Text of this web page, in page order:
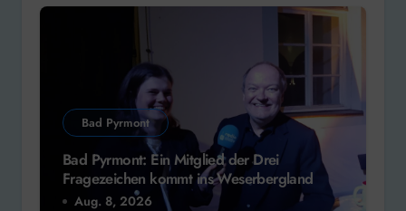
Bad Pyrmont
Bad Pyrmont: Ein Mitglied der Drei
Fragezeichen kommt ins Weserbergland
Aug. 8, 2026